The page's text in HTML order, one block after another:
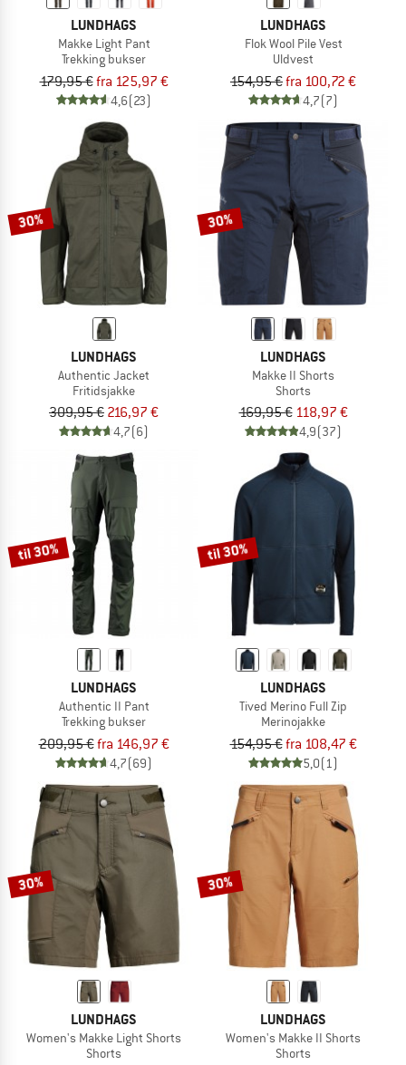
LUNDHAGS
Makke Light Pant
Trekking bukser
179,95 €fra 125,97 €
4,6(23)
LUNDHAGS
Flok Wool Pile Vest
Uldvest
154,95 €fra 100,72 €
4,7(7)
30%
LUNDHAGS
Authentic Jacket
Fritidsjakke
309,95 € 216,97 €
4,7(6)
30%
LUNDHAGS
Makke II Shorts
Shorts
169,95 € 118,97 €
4,9(37)
til 30%
LUNDHAGS
Authentic II Pant
Trekking bukser
209,95 €fra 146,97 €
4,7(69)
til 30%
LUNDHAGS
Tived Merino Full Zip
Merinojakke
154,95 €fra 108,47 €
5,0(1)
30%
LUNDHAGS
Women's Makke Light Shorts
Shorts
30%
LUNDHAGS
Women's Makke II Shorts
Shorts